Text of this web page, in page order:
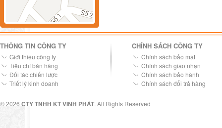
THÔNG TIN CÔNG TY
Giới thiệu công ty
Tiêu chí bán hàng
Đối tác chiến lược
Triết lý kinh doanh
CHÍNH SÁCH CÔNG TY
Chính sách bảo mật
Chính sách giao nhận
Chính sách bảo hành
Chính sách đổi trả hàng
© 2026 CTY TNHH KT VINH PHÁT. All Rights Reserved